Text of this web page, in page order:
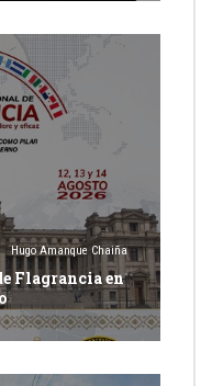
Hugo Amanque Chaiña
Flagrancia en